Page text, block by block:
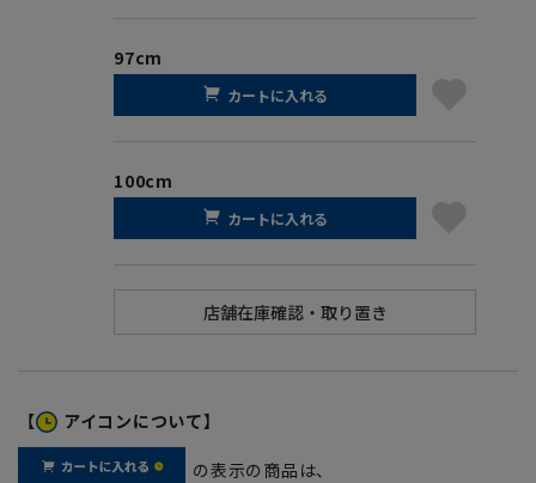
97cm
カートに入れる
100cm
カートに入れる
【 アイコンについて】
の表示の商品は、